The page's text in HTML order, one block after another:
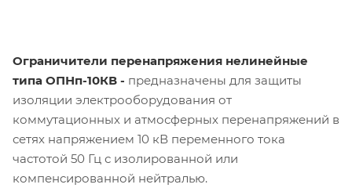
Ограничители перенапряжения нелинейные
типа ОПНп-10КВ - предназначены для защиты
изоляции электрооборудования от
коммутационных и атмосферных перенапряжений в
сетях напряжением 10 кВ переменного тока
частотой 50 Гц с изолированной или
компенсированной нейтралью.